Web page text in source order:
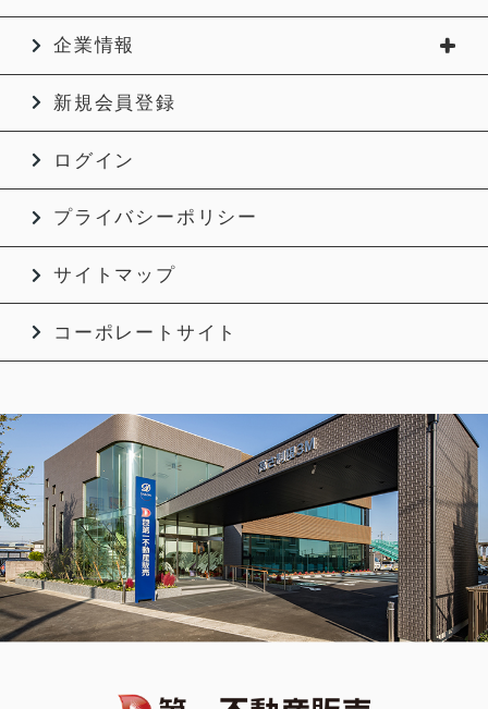
企業情報
新規会員登録
ログイン
プライバシーポリシー
サイトマップ
コーポレートサイト